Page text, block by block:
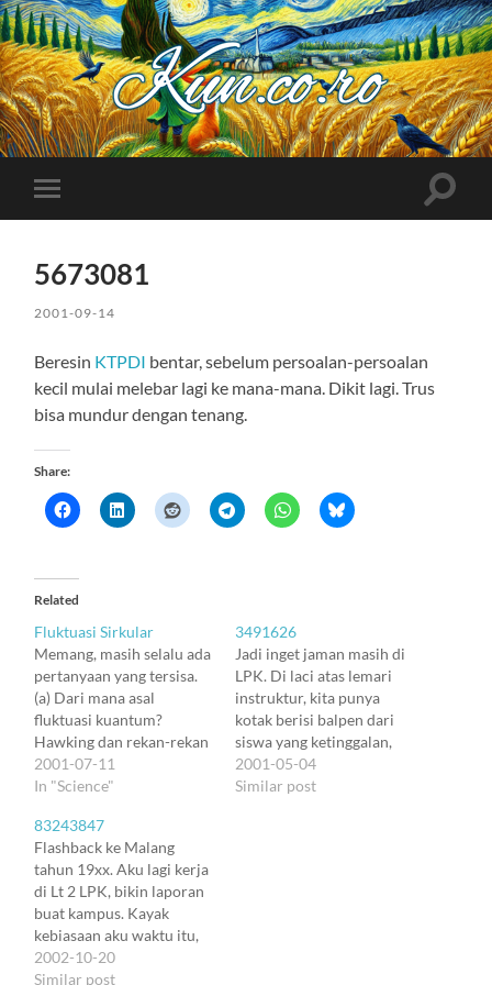
Kuncoro++
Toggle
mobile
Toggle
5673081
2001-09-14
Beresin KTPDI bentar, sebelum persoalan-persoalan
kecil mulai melebar lagi ke mana-mana. Dikit lagi. Trus
bisa mundur dengan tenang.
Share:
Related
Fluktuasi Sirkular
Memang, masih selalu ada
pertanyaan yang tersisa.
(a) Dari mana asal
fluktuasi kuantum?
Hawking dan rekan-rekan
seangkatannya bilang:
akibat ketidakpastian
menjawab pertanyaan
kita. Soalnya: (b) Dari
mana asal ketidakpastian
Heisenberg? Gimana
kalau aku jawab: akibat
fluktuasi kuantum yang
selalu terjadi. Jawaban
2001-07-11
In "Science"
3491626
Jadi inget jaman masih di
LPK. Di laci atas lemari
instruktur, kita punya
kotak berisi balpen dari
siswa yang ketinggalan,
nunggu diambil yang
punya. Aku paling rajin
2001-05-04
Similar post
83243847
Flashback ke Malang
tahun 19xx. Aku lagi kerja
di Lt 2 LPK, bikin laporan
buat kampus. Kayak
kebiasaan aku waktu itu,
semua pekerjaan baru
dimulai di saat-saat kritis
2002-10-20
Similar post